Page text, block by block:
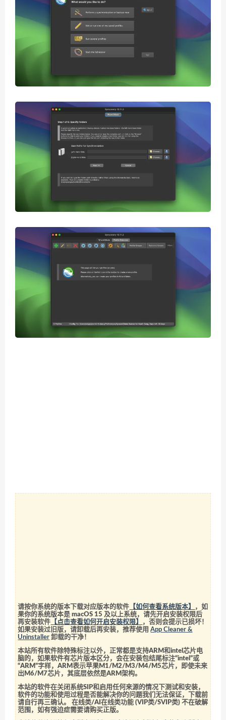
请按你系统的版本下载对应版本的软件 【如何查看系统版本】
，如
果你的系统版本是 macOS 15 及以上系统，请先开启安装权限后
再安装软件 【点击查看如何开启安装权限】
，否则会提示已损坏！
如果安装过旧版，请卸载后再安装，推荐使用App Cleaner &
Uninstaller 卸载的干净！
本站所有软件除特殊标注以外，正常都是支持ARM和intel芯片电
脑的，如果软件有芯片版本区分，会在安装包结尾标注“intel”或
“ARM”字样，ARM表示苹果M1/M2/M3/M4/M5芯片，即使未来
出M6/M7芯片，其底层依然是ARM架构。
本站的软件在关闭系统SIP和启用任何来源的情况下测试和安装，
软件的功能和使用过程是否能解决你的问题我们无法保证，下载前
请自行再三确认。 在线类/AI在线类功能 (VIP类/SVIP类) 不在破解
范围，如有强迫症需要请购买正版。